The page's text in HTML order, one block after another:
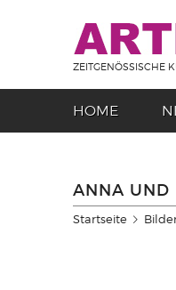
ZEITGENÖSSISCHE
HOME
ANNA UND
Startseite